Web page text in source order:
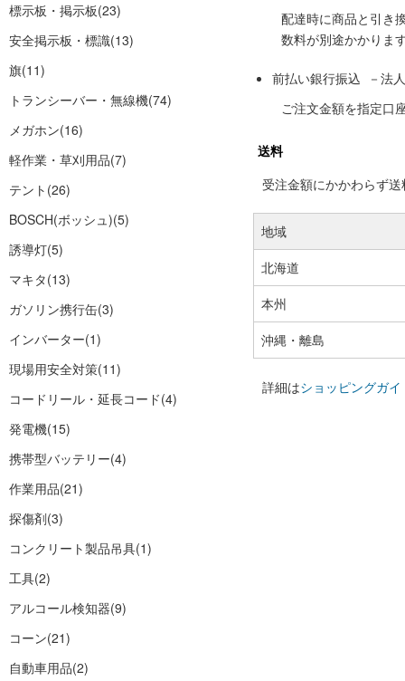
標示板・掲示板(23)
安全掲示板・標識(13)
旗(11)
トランシーバー・無線機(74)
メガホン(16)
軽作業・草刈用品(7)
テント (26)
BOSCH(ボッシュ)(5)
誘導灯(5)
マキタ(13)
ガソリン携行缶(3)
インバーター(1)
現場用安全対策(11)
コードリール・延長コード(4)
発電機(15)
携帯型バッテリー(4)
作業用品(21)
探傷剤(3)
コンクリート製品吊具(1)
工具(2)
アルコール検知器(9)
コーン(21)
自動車用品(2)
配達時に商品と引き
数料が別途かかりま
前払い銀行振込 －法
ご注文金額を指定口
送料
受注金額にかかわらず
地域
北海道
本州
沖縄・離島
詳細はショッピングガイ